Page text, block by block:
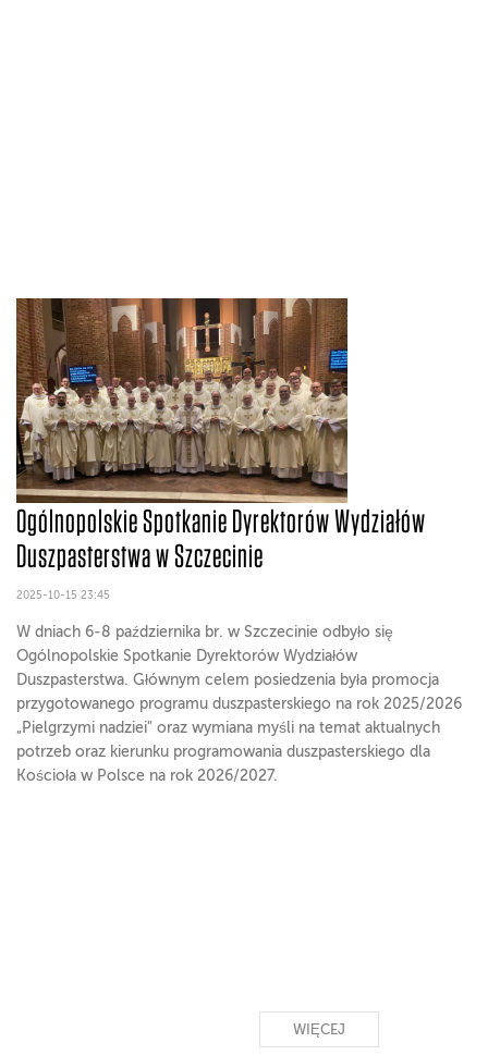
WIĘCEJ
Ogólnopolskie Spotkanie Dyrektorów Wydziałów
Duszpasterstwa w Szczecinie
2025-10-15 23:45
W dniach 6-8 października br. w Szczecinie odbyło się
Ogólnopolskie Spotkanie Dyrektorów Wydziałów
Duszpasterstwa. Głównym celem posiedzenia była promocja
przygotowanego programu duszpasterskiego na rok 2025/2026
„Pielgrzymi nadziei" oraz wymiana myśli na temat aktualnych
potrzeb oraz kierunku programowania duszpasterskiego dla
Kościoła w Polsce na rok 2026/2027.